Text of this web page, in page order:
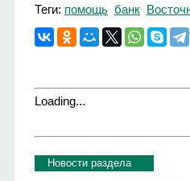
Теги: помощь банк
Loading...
Новости раздела